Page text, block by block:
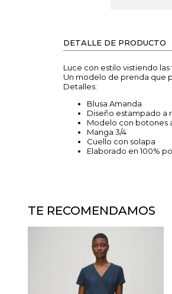
DETALLE DE PRODUCTO
Luce con estilo vistiendo
Un modelo de prenda que
Detalles:
Blusa Amanda
Diseño estampado a
Modelo con botones
Manga 3/4
Cuello con solapa
Elaborado en 100%
TE RECOMENDAMOS